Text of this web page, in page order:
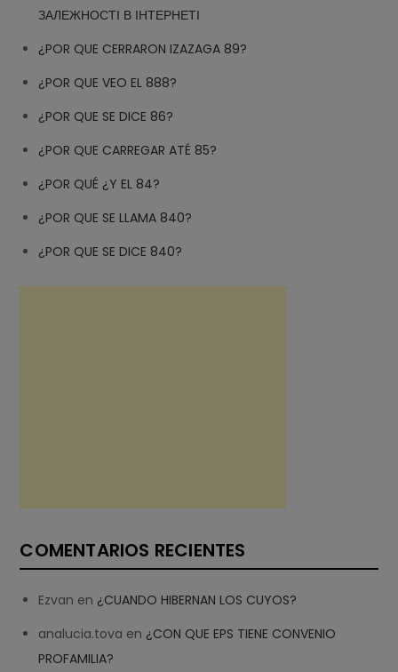
ЗАЛЕЖНОСТІ В ІНТЕРНЕТІ
¿POR QUE CERRARON IZAZAGA 89?
¿POR QUE VEO EL 888?
¿POR QUE SE DICE 86?
¿POR QUE CARREGAR ATÉ 85?
¿POR QUÉ ¿Y EL 84?
¿POR QUE SE LLAMA 840?
¿POR QUE SE DICE 840?
COMENTARIOS RECIENTES
Ezvan en ¿CUANDO HIBERNAN LOS CUYOS?
analucia.tova en ¿CON QUE EPS TIENE CONVENIO
PROFAMILIA?